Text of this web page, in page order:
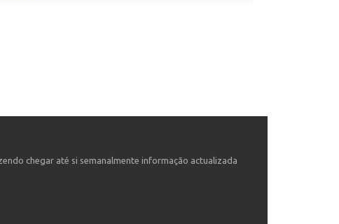
chegar até si semanalmente informação actualizada